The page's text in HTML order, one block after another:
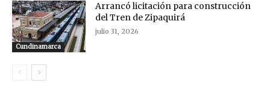
Cundinamarca
Arrancó licitación para construcción
del Tren de Zipaquirá
julio 31, 2026